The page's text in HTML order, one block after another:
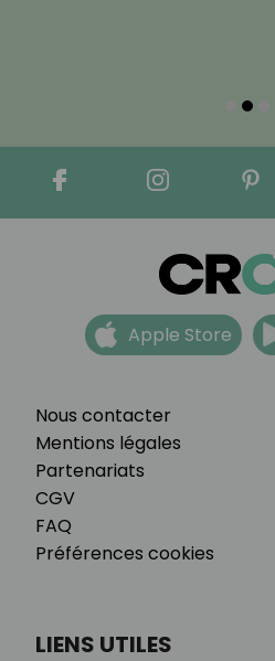
Nous contacter
Mentions légales
Partenariats
CGV
FAQ
Préférences cookies
Apple Store
LIENS UTILES